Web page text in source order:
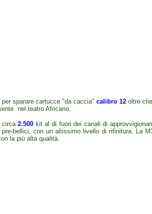
per sparare cartucce "da caccia" calibro 12 oltre
nel teatro Africano.
circa2.500 kital di fuori dei canali di
bellici, con un altissimo livello di rifinitura. La
la più alta qualità.